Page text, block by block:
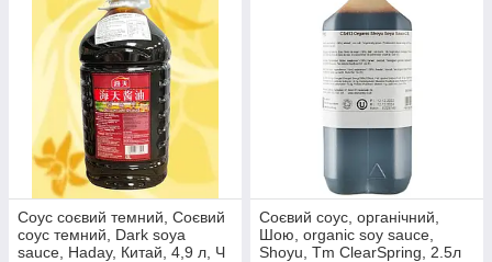
Соус соєвий темний, Соєвий
соус темний, Dark soya
sauce, Haday, Китай, 4,9 л, Ч
Соєвий соус, органічний,
Шою, organic soy sauce,
Shoyu, Tm ClearSpring, 2.5л